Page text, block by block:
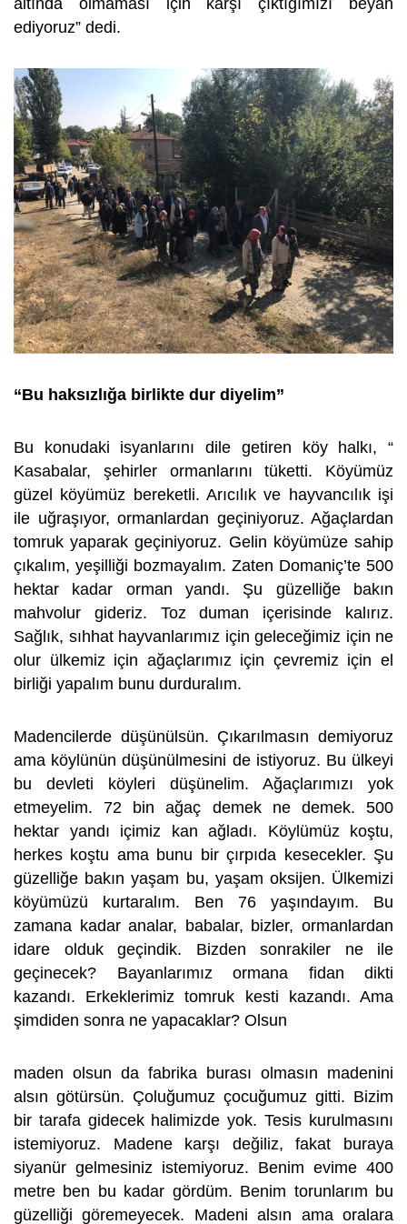
altında olmaması için karşı çıktığımızı beyan
ediyoruz” dedi.
“Bu haksızlığa birlikte dur diyelim”
Bu konudaki isyanlarını dile getiren köy halkı, “
Kasabalar, şehirler ormanlarını tüketti. Köyümüz
güzel köyümüz bereketli. Arıcılık ve hayvancılık işi
ile uğraşıyor, ormanlardan geçiniyoruz. Ağaçlardan
tomruk yaparak geçiniyoruz. Gelin köyümüze sahip
çıkalım, yeşilliği bozmayalım. Zaten Domaniç’te 500
hektar kadar orman yandı. Şu güzelliğe bakın
mahvolur gideriz. Toz duman içerisinde kalırız.
Sağlık, sıhhat hayvanlarımız için geleceğimiz için ne
olur ülkemiz için ağaçlarımız için çevremiz için el
birliği yapalım bunu durduralım.
Madencilerde düşünülsün. Çıkarılmasın demiyoruz
ama köylünün düşünülmesini de istiyoruz. Bu ülkeyi
bu devleti köyleri düşünelim. Ağaçlarımızı yok
etmeyelim. 72 bin ağaç demek ne demek. 500
hektar yandı içimiz kan ağladı. Köylümüz koştu,
herkes koştu ama bunu bir çırpıda kesecekler. Şu
güzelliğe bakın yaşam bu, yaşam oksijen. Ülkemizi
köyümüzü kurtaralım. Ben 76 yaşındayım. Bu
zamana kadar analar, babalar, bizler, ormanlardan
idare olduk geçindik. Bizden sonrakiler ne ile
geçinecek? Bayanlarımız ormana fidan dikti
kazandı. Erkeklerimiz tomruk kesti kazandı. Ama
şimdiden sonra ne yapacaklar? Olsun
maden olsun da fabrika burası olmasın madenini
alsın götürsün. Çoluğumuz çocuğumuz gitti. Bizim
bir tarafa gidecek halimizde yok. Tesis kurulmasını
istemiyoruz. Madene karşı değiliz, fakat buraya
siyanür gelmesiniz istemiyoruz. Benim evime 400
metre ben bu kadar gördüm. Benim torunlarım bu
güzelliği göremeyecek. Madeni alsın ama oralara